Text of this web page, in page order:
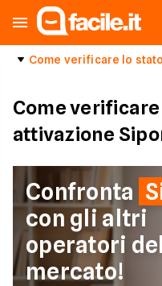
Come verificare lo
Come
attivazione
Confronta
con gli altri
operatori del
mercato!